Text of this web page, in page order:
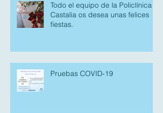
Todo el equipo de la Policlínica
Castalia os desea unas felices
fiestas.
Pruebas COVID-19